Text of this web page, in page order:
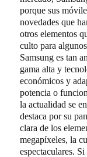
porque sus
novedades que
otros elementos
culto para
Samsung es tan
gama alta y
económicos y
potencia o
la actualidad se
destaca por su
clara de los
megapíxeles, la
espectaculares.